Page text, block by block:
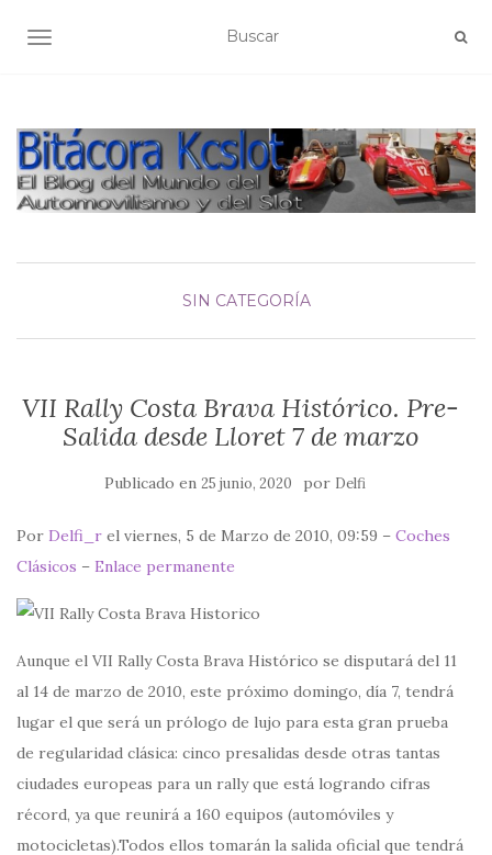
ALTERNAR NAVEGACIÓN
SIN CATEGORÍA
VII Rally Costa Brava Histórico. Pre-
Salida desde Lloret 7 de marzo
Publicado en 25 junio, 2020 por Delfi
Por Delfi_r el viernes, 5 de Marzo de 2010, 09:59 – Coches
Clásicos – Enlace permanente
Aunque el VII Rally Costa Brava Histórico se disputará del 11
al 14 de marzo de 2010, este próximo domingo, día 7, tendrá
lugar el que será un prólogo de lujo para esta gran prueba
de regularidad clásica: cinco presalidas desde otras tantas
ciudades europeas para un rally que está logrando cifras
récord, ya que reunirá a 160 equipos (automóviles y
motocicletas).Todos ellos tomarán la salida oficial que tendrá